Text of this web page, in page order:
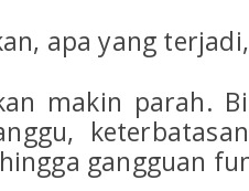
apa yang
makin parah.
gangguan